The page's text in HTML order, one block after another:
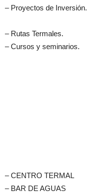
– Proyectos de Inversión.
– Rutas Termales.
– Cursos y seminarios.
– CENTRO TERMAL
– BAR DE AGUAS